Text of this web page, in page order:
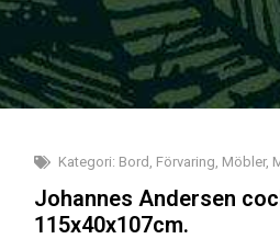
Kategori: Bord Förvaring Möbler,
Johannes Andersen
115x40x107cm.